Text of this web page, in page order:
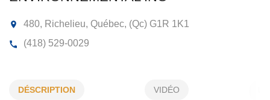
ENVIRONNEMENTAL INC
DÉSCRIPTION VIDÉO